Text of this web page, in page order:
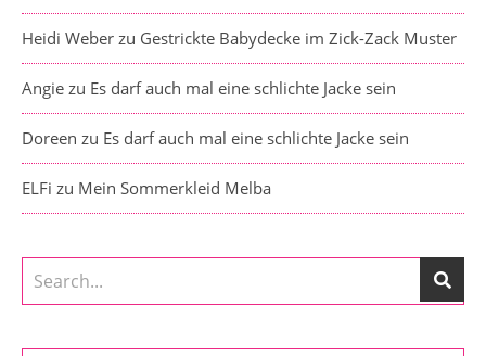
Heidi Weber zu Gestrickte Babydecke im Zick-Zack Muster
Angie zu Es darf auch mal eine schlichte Jacke sein
Doreen zu Es darf auch mal eine schlichte Jacke sein
ELFi zu Mein Sommerkleid Melba